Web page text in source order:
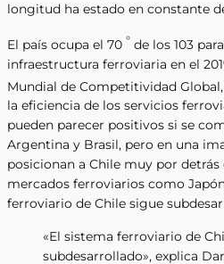
longitud ha estado en constante
El país ocupa el 70 ° de los 103
infraestructura ferroviaria en el
Mundial de Competitividad Global,
la eficiencia de los servicios
pueden parecer positivos si se
Argentina y Brasil, pero en una
posicionan a Chile muy por
mercados ferroviarios como
ferroviario de Chile sigue
«El sistema ferroviario de
subdesarrollado», explica